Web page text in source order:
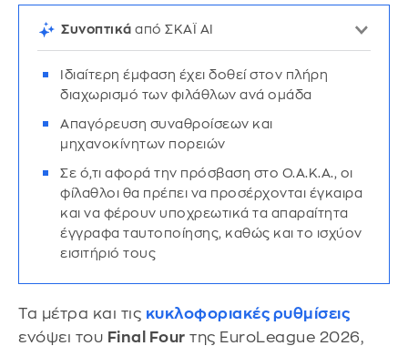
Συνοπτικά από ΣΚΑΪ AI
Ιδιαίτερη έμφαση έχει δοθεί στον πλήρη
διαχωρισμό των φιλάθλων ανά ομάδα
Απαγόρευση συναθροίσεων και
μηχανοκίνητων πορειών
Σε ό,τι αφορά την πρόσβαση στο Ο.Α.Κ.Α., οι
φίλαθλοι θα πρέπει να προσέρχονται έγκαιρα
και να φέρουν υποχρεωτικά τα απαραίτητα
έγγραφα ταυτοποίησης, καθώς και το ισχύον
εισιτήριό τους
Τα μέτρα και τις κυκλοφοριακές ρυθμίσεις
ενόψει του Final Four της EuroLeague 2026,